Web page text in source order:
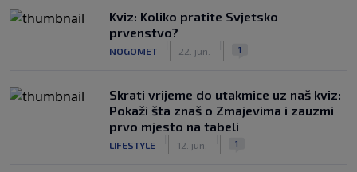
Kviz: Koliko pratite Svjetsko
prvenstvo?
NOGOMET 22. jun. 1
Skrati vrijeme do utakmice uz naš kviz:
Pokaži šta znaš o Zmajevima i zauzmi
prvo mjesto na tabeli
LIFESTYLE 12. jun. 1